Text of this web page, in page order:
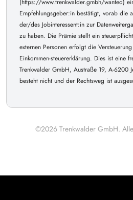
(https://www.trenkwalder.gmbh/wanted)
Empfehlungsgeber:in bestätigt, vorab die
der/des Jobinteressent:in zur
zu haben. Die Prämie stellt ein
externen Personen erfolgt die
Einkommen-steuererklärung. Dies ist eine
Trenkwalder GmbH, Austraße 19, A-6200
besteht nicht und der Rechtsweg ist
©2026 Trenkwalder GmbH.